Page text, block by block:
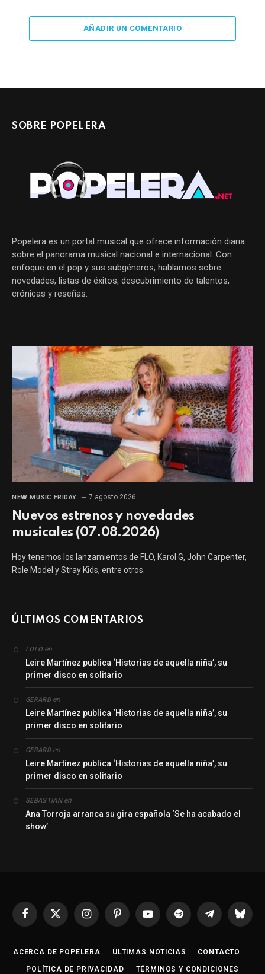
AÑADIR UN COMENTARIO
SOBRE POPELERA
Popelera es un portal musical que ofrece información diaria
sobre el panorama musical nacional e internacional. Con
enfoque en el pop y sus subgéneros, hablamos sobre
novedades, listas de éxitos, descubrimiento de talentos,
crónicas y reseñas.
NEW MUSIC FRIDAY 7 agosto 2026
Nuevos estrenos y novedades
musicales (07.08.2026)
Hoy tenemos los lanzamientos de FLO, Karol G, John Carpenter,
Role Model y Stray Kids, entre otros.
ÚLTIMOS COMENTARIOS
LOLO en
Leire Martínez publica ‘Historias de aquella niña’, su
primer disco en solitario
GERARDen
Leire Martínez publica ‘Historias de aquella niña’, su
primer disco en solitario
GERARDen
Leire Martínez publica ‘Historias de aquella niña’, su
primer disco en solitario
SEBASTIANen
Ana Torroja arranca su gira española ‘Se ha acabado el
show’
Facebook
X
InstagramPinterestYouTubeSpotify Telegrama
ACERCA DE POPELERA ÚLTIMAS NOTICIAS CONTACTO
POLÍTICA DE PRIVACIDAD TÉRMINOS Y CONDICIONES